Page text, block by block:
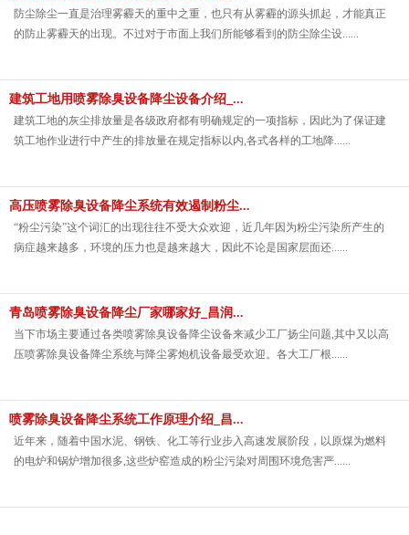
防尘除尘一直是治理雾霾天的重中之重，也只有从雾霾的源头抓起，才能真正
的防止雾霾天的出现。不过对于市面上我们所能够看到的防尘除尘设......
建筑工地用喷雾除臭设备降尘设备介绍_...
建筑工地的灰尘排放量是各级政府都有明确规定的一项指标，因此为了保证建
筑工地作业进行中产生的排放量在规定指标以内,各式各样的工地降......
高压喷雾除臭设备降尘系统有效遏制粉尘...
“粉尘污染”这个词汇的出现往往不受大众欢迎，近几年因为粉尘污染所产生的
病症越来越多，环境的压力也是越来越大，因此不论是国家层面还......
青岛喷雾除臭设备降尘厂家哪家好_昌润...
当下市场主要通过各类喷雾除臭设备降尘设备来减少工厂扬尘问题,其中又以高
压喷雾除臭设备降尘系统与降尘雾炮机设备最受欢迎。各大工厂根......
喷雾除臭设备降尘系统工作原理介绍_昌...
近年来，随着中国水泥、钢铁、化工等行业步入高速发展阶段，以原煤为燃料
的电炉和锅炉增加很多,这些炉窑造成的粉尘污染对周围环境危害严......